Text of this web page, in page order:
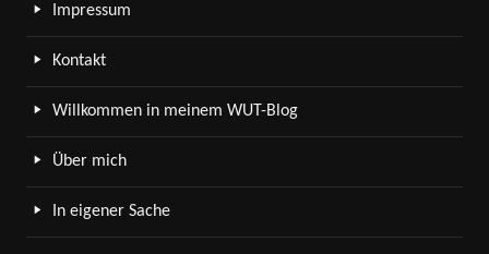
Impressum
Kontakt
Willkommen in meinem WUT-Blog
Über mich
In eigener Sache